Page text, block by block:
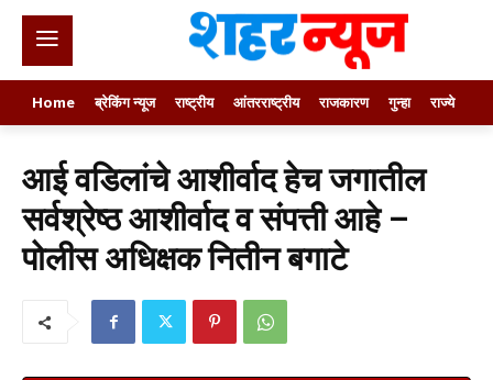
Home ब्रेकिंग न्यूज राष्ट्रीय आंतरराष्ट्रीय राजकारण गुन्हा राज्ये
आई वडिलांचे आशीर्वाद हेच जगातील
सर्वश्रेष्ठ आशीर्वाद व संपत्ती आहे –
पोलीस अधिक्षक नितीन बगाटे